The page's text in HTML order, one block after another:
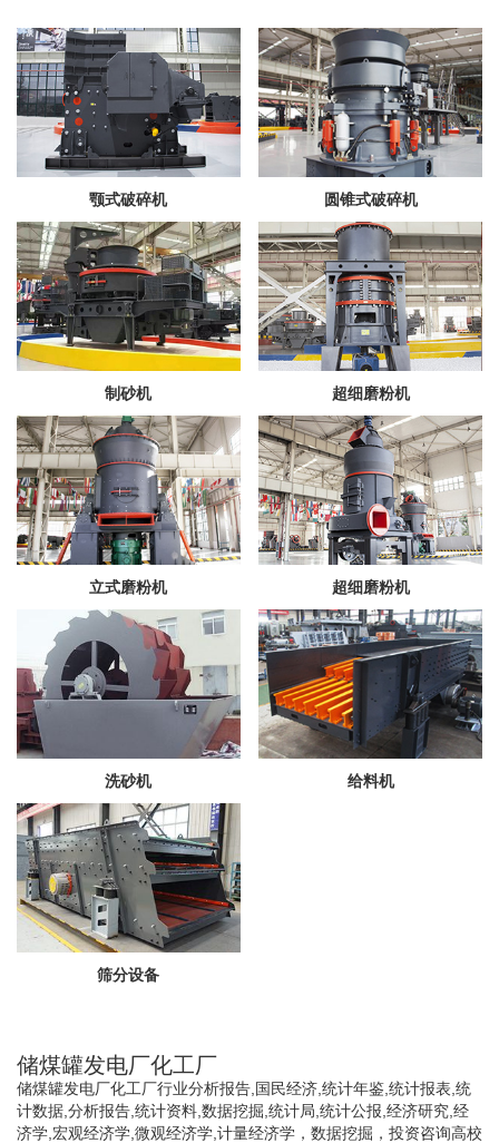
颚式破碎机 圆锥式破碎机
制砂机 超细磨粉机
立式磨粉机 超细磨粉机
洗砂机 给料机
筛分设备
储煤罐发电厂化工厂
储煤罐发电厂化工厂行业分析报告,国民经济,统计年鉴,统计报表,统
计数据,分析报告,统计资料,数据挖掘,统计局,统计公报,经济研究,经
济学,宏观经济学,微观经济学,计量经济学，数据挖掘，投资咨询高校